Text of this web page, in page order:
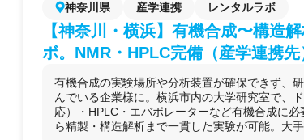
神奈川県 産学連携 レンタルラボ
【神奈川・横浜】有機合成〜構造
ボ。NMR・HPLC完備（産学連携先
有機合成の実験場所や分析装置が確保できず、
んでいる企業様に。横浜市内の大学研究室で、
応）・HPLC・エバポレーターなど有機合成に
ら精製・構造解析まで一貫した実験が可能。大